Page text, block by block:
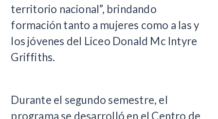
territorio nacional”, brindando
formación tanto a mujeres como a las y
los jóvenes del Liceo Donald Mc Intyre
Griffiths.
Durante el segundo semestre, el
programa se desarrolló en el Centro de